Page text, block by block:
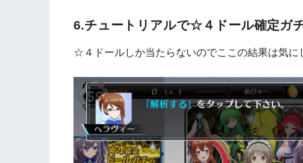
6.チュートリアルで☆４ドール確定ガ
☆４ドールしか当たらないのでここの結果は気に